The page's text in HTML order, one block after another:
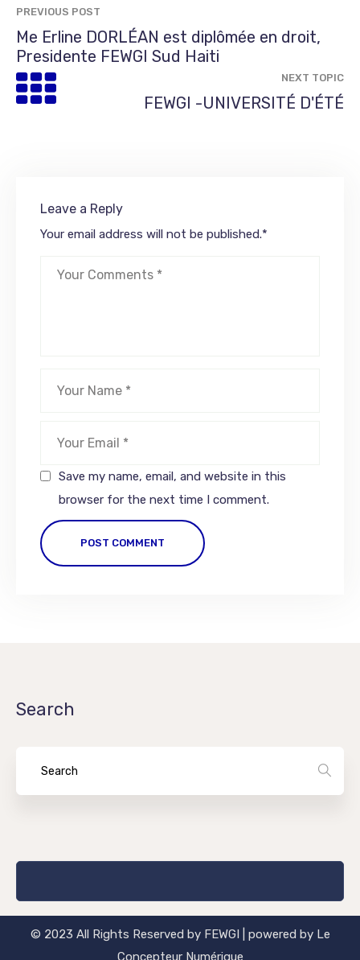
PREVIOUS POST
Me Erline DORLÉAN est diplômée en droit,
Presidente FEWGI Sud Haiti
NEXT TOPIC
FEWGI -UNIVERSITÉ D'ÉTÉ
Leave a Reply
Your email address will not be published.*
Save my name, email, and website in this
browser for the next time I comment.
POST COMMENT
Search
© 2023 All Rights Reserved by FEWGI | powered by Le
Concepteur Numérique